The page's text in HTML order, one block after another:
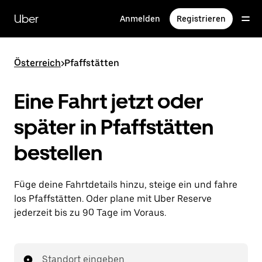
zum
Hauptinhalt
Uber Anmelden Registrieren
Österreich>Pfaffstätten
Eine Fahrt jetzt oder
später in Pfaffstätten
bestellen
Füge deine Fahrtdetails hinzu, steige ein und fahre
los Pfaffstätten. Oder plane mit Uber Reserve
jederzeit bis zu 90 Tage im Voraus.
Standort eingeben